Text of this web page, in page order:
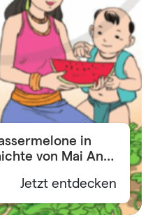
in
von Mai An
Jetzt entdecken